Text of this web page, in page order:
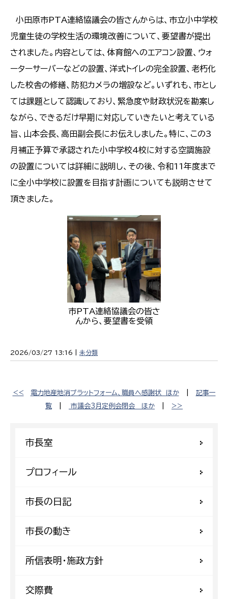
小田原市PTA連絡協議会の皆さんからは、市立小中学校
児童生徒の学校生活の環境改善について、要望書が提出
されました。内容としては、体育館へのエアコン設置、ウォ
ーターサーバーなどの設置、洋式トイレの完全設置、老朽化
した校舎の修繕、防犯カメラの増設など。いずれも、市とし
ては課題として認識しており、緊急度や財政状況を勘案し
ながら、できるだけ早期に対応していきたいと考えている
旨、山本会長、高田副会長にお伝えしました。特に、この3
月補正予算で承認された小中学校4校に対する空調施設
の設置については詳細に説明し、その後、令和11年度まで
に全小中学校に設置を目指す計画についても説明させて
頂きました。
市PTA連絡協議会の皆さ
んから、要望書を受領
2026/03/27 13:16 | 未分類
<< 電力地産地消プラットフォーム、職員へ感謝状 ほか| 記事一
覧
市議会3月定例会閉会 ほか >>
市長室
プロフィール
市長の日記
市長の動き
所信表明・施政方針
交際費